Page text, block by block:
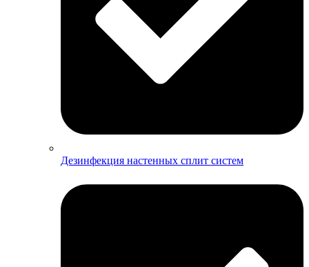
Дезинфекция настенных сплит систем